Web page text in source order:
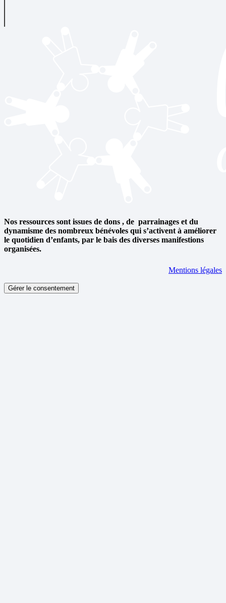
Nos ressources sont issues de dons , de parrainages et du
dynamisme des nombreux bénévoles qui s’activent à améliorer
le quotidien d’enfants, par le bais des diverses manifestions
organisées.
Mentions légales
Gérer le consentement